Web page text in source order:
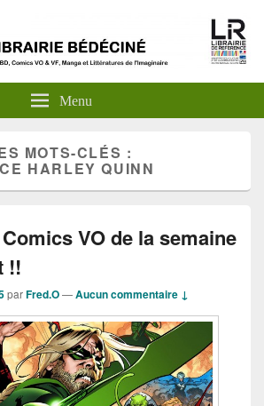
Menu
MOTS-CLÉS :
HARLEY QUINN
VO de la semaine
!!
parFred.O—Aucun commentaire ↓